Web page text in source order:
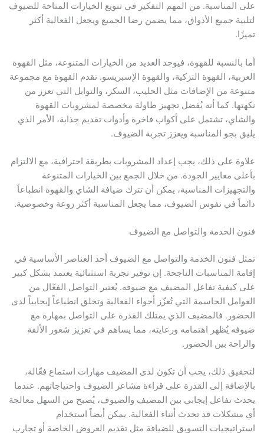
على المناسبة. من المهم التفكير في تنويع الخيارات المتاحة للضيوف
لتلبية جميع الأذواق، مما يضمن رضا الجميع ويجعل الفعالية أكثر
تميزًا.
أما بالنسبة للقهوة، فيوجد العديد من الخيارات المتنوعة، مثل القهوة
العربية، القهوة التركية، والقهوة الإسبريسو. تقدم القهوة مع مجموعة
متنوعة من الإضافات مثل الحليب، السكر، والتوابل التي تعزز من
نكهتها. كما أنه يُفضل تجهيز طاولة مخصصة لمشروبات القهوة
والشاي، تشتمل على أكواب فاخرة وأدوات تقديم جذابة، الأمر الذي
يليق بجو المناسبة ويعزز تجربة الضيوف.
علاوة على ذلك، يجب إعداد المشروبات بطريقة احترافية، مع الالتزام
بأعلى معايير الجودة. من خلال الجمع بين الخيارات المتنوعة
والتجهيزات المناسبة، يمكن أن تترك ضيافة الشاي والقهوة انطباعاً
دائماً في نفوس الضيوف، مما يجعل المناسبة أكثر روعة وخصوصية.
فنون الخدمة والتواصل مع الضيوف
تمثل فنون الخدمة والتواصل مع الضيوف أحد العناصر الأساسية في
إقامة المناسبات الناجحة. إن توفير تجربة استثنائية يعتمد بشكل كبير
على كيفية تفاعل المضيف مع ضيوفه. يُعتبر التواصل الفعّال من
العوامل الحاسمة التي تُعزّز أجواء الفعالية وتخلق انطباعاً إيجابياً لدى
الحضور. فالمضيف الذي يمتلك القدرة على التواصل بمهارة مع
ضيوفه يُظهر اهتمامه ورعايته، مما يساهم في تعزيز شعور الألفة
والراحة بين الحضور.
لتحقيق ذلك، يجب أن تكون لدى المضيف مهارات استماع فعّالة،
بالإضافة إلى القدرة على قراءة مشاعر الضيوف واحتياجاتهم. عندما
يحدث تفاعل إيجابي بين المضيف والضيوف، يُصبح من السهل معالجة
أي مشكلات قد تحدث أثناء الفعالية. يمكن أيضاً استخدام
استراتيجيات التسويق للضيافة مثل تقديم العروض الخاصة أو تجارب